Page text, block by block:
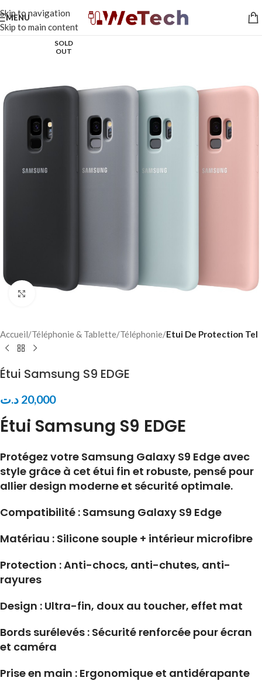
Skip to navigation
Skip to main content
MENU
SOLD
OUT
Click to enlarge
Accueil Téléphonie & Tablette Téléphonie Etui De Protection Tel
Étui Samsung S9 EDGE
20,000 د.ت
Étui Samsung S9 EDGE
Protégez votre Samsung Galaxy S9 Edge avec
style grâce à cet étui fin et robuste, pensé pour
allier design moderne et sécurité optimale.
Compatibilité : Samsung Galaxy S9 Edge
Matériau : Silicone souple + intérieur microfibre
Protection : Anti-chocs, anti-chutes, anti-
rayures
Design : Ultra-fin, doux au toucher, effet mat
Bords surélevés : Sécurité renforcée pour écran
et caméra
Prise en main : Ergonomique et antidérapante